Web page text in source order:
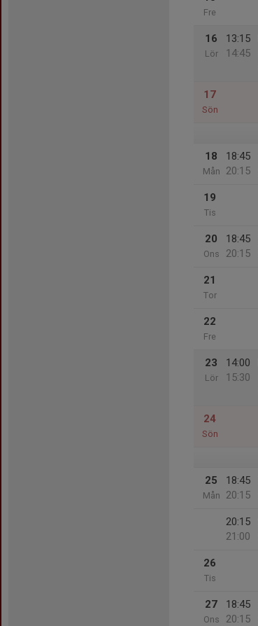
Fre
16
Lör
13:15
14:45
17
Sön
18
Mån
18:45
20:15
19
Tis
20
Ons
18:45
20:15
21
Tor
22
Fre
23
Lör
14:00
15:30
24
Sön
25
Mån
18:45
20:15
20:15
21:00
26
Tis
27
Ons
18:45
20:15